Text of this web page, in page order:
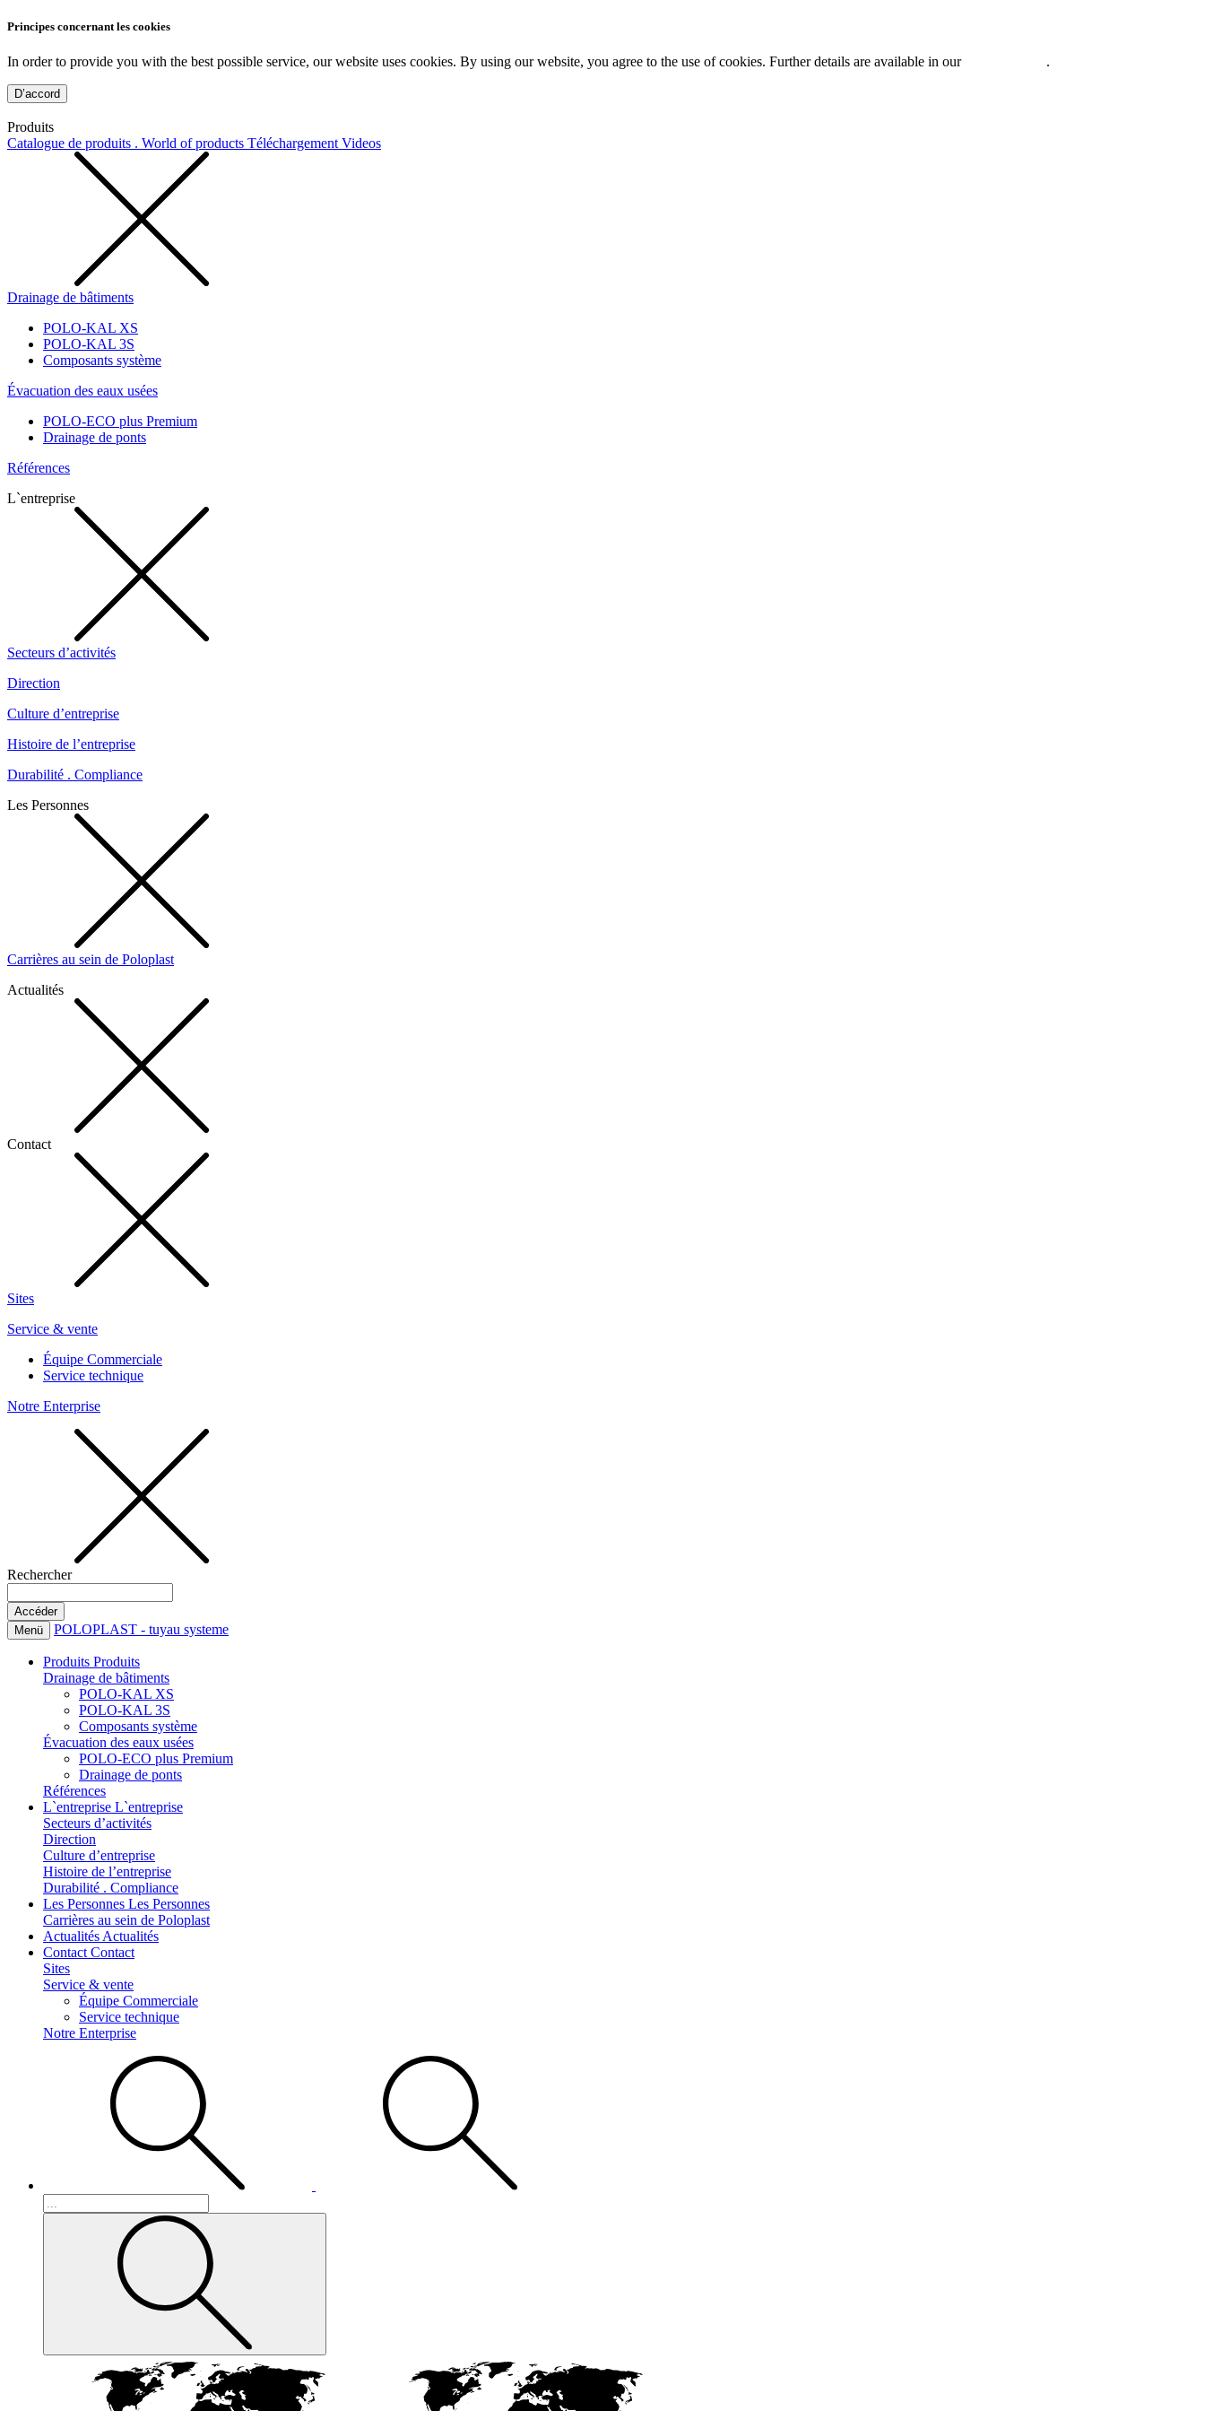
Principes concernant les cookies
In order to provide you with the best possible service, our website uses cookies. By using our website, you agree to the use of cookies. Further details are available in our .
D’accord
Produits
Catalogue de produits . World of products Téléchargement Videos
Drainage de bâtiments
POLO-KAL XS
POLO-KAL 3S
Composants système
Évacuation des eaux usées
POLO-ECO plus Premium
Drainage de ponts
Références
L`entreprise
Secteurs d’activités
Direction
Culture d’entreprise
Histoire de l’entreprise
Durabilité . Compliance
Les Personnes
Carrières au sein de Poloplast
Actualités
Contact
Sites
Service & vente
Équipe Commerciale
Service technique
Notre Enterprise
Rechercher
Menü POLOPLAST - tuyau systeme
Produits Produits
Drainage de bâtiments
POLO-KAL XS
POLO-KAL 3S
Composants système
Évacuation des eaux usées
POLO-ECO plus Premium
Drainage de ponts
Références
L`entreprise L`entreprise
Secteurs d’activités
Direction
Culture d’entreprise
Histoire de l’entreprise
Durabilité . Compliance
Les Personnes Les Personnes
Carrières au sein de Poloplast
Actualités Actualités
Contact Contact
Sites
Service & vente
Équipe Commerciale
Service technique
Notre Enterprise